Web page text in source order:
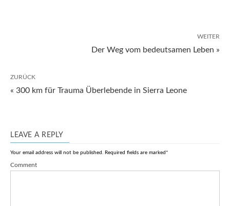
WEITER
Der Weg vom bedeutsamen Leben »
ZURÜCK
« 300 km für Trauma Überlebende in Sierra Leone
LEAVE A REPLY
Your email address will not be published. Required fields are marked*
Comment